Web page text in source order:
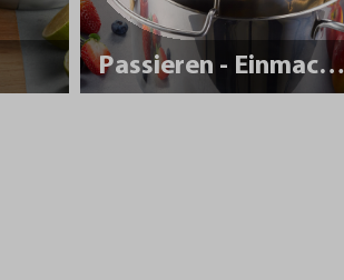
Passieren - Einmachen